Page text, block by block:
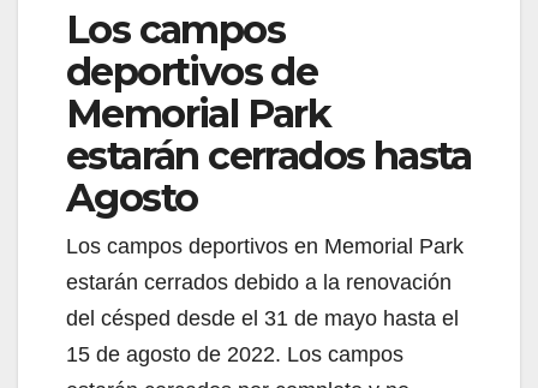
Los campos
deportivos de
Memorial Park
estarán cerrados hasta
Agosto
Los campos deportivos en Memorial Park
estarán cerrados debido a la renovación
del césped desde el 31 de mayo hasta el
15 de agosto de 2022. Los campos